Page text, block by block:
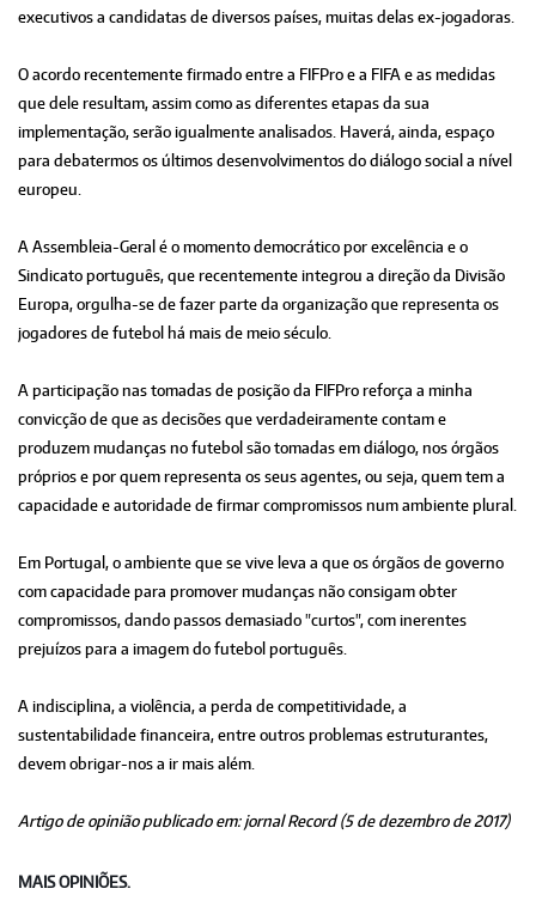
executivos a candidatas de diversos países, muitas delas ex-jogadoras.
O acordo recentemente firmado entre a FIFPro e a FIFA e as medidas
que dele resultam, assim como as diferentes etapas da sua
implementação, serão igualmente analisados. Haverá, ainda, espaço
para debatermos os últimos desenvolvimentos do diálogo social a nível
europeu.
A Assembleia-Geral é o momento democrático por excelência e o
Sindicato português, que recentemente integrou a direção da Divisão
Europa, orgulha-se de fazer parte da organização que representa os
jogadores de futebol há mais de meio século.
A participação nas tomadas de posição da FIFPro reforça a minha
convicção de que as decisões que verdadeiramente contam e
produzem mudanças no futebol são tomadas em diálogo, nos órgãos
próprios e por quem representa os seus agentes, ou seja, quem tem a
capacidade e autoridade de firmar compromissos num ambiente plural.
Em Portugal, o ambiente que se vive leva a que os órgãos de governo
com capacidade para promover mudanças não consigam obter
compromissos, dando passos demasiado "curtos", com inerentes
prejuízos para a imagem do futebol português.
A indisciplina, a violência, a perda de competitividade, a
sustentabilidade financeira, entre outros problemas estruturantes,
devem obrigar-nos a ir mais além.
Artigo de opinião publicado em: jornal Record (5 de dezembro de 2017)
MAIS OPINIÕES.